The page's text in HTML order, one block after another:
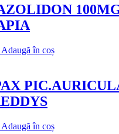
Adaugă în coș
Adaugă în coș